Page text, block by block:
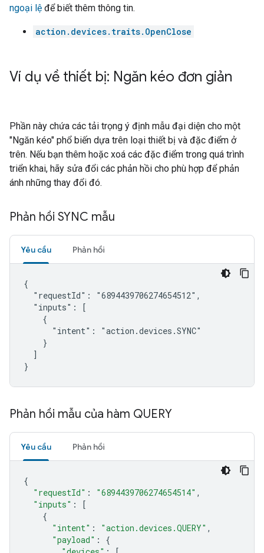
ngoại lệ để biết thêm thông tin.
action.devices.traits.OpenClose
Ví dụ về thiết bị: Ngăn kéo đơn giản
Phần này chứa các tải trọng ý định mẫu đại diện cho một
"Ngăn kéo" phổ biến dựa trên loại thiết bị và đặc điểm ở
trên. Nếu bạn thêm hoặc xoá các đặc điểm trong quá trình
triển khai, hãy sửa đổi các phản hồi cho phù hợp để phản
ánh những thay đổi đó.
Phản hồi SYNC mẫu
Yêu cầu Phản hồi
{
  "requestId": "6894439706274654512",
  "inputs": [
    {
      "intent": "action.devices.SYNC"
    }
  ]
}
Phản hồi mẫu của hàm QUERY
Yêu cầu Phản hồi
{
"requestId" : "6894439706274654514" ,
"inputs" :
[
{
"intent" : "action.devices.QUERY" ,
"payload" :
{